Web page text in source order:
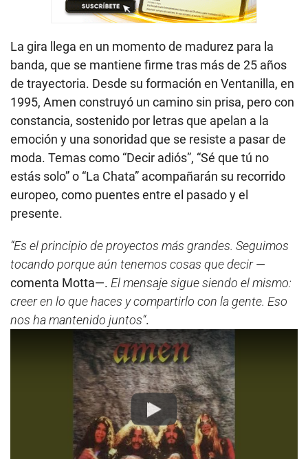
La gira llega en un momento de madurez para la
banda, que se mantiene firme tras más de 25 años
de trayectoria. Desde su formación en Ventanilla, en
1995, Amen construyó un camino sin prisa, pero con
constancia, sostenido por letras que apelan a la
emoción y una sonoridad que se resiste a pasar de
moda. Temas como “Decir adiós”, “Sé que tú no
estás solo” o “La Chata” acompañarán su recorrido
europeo, como puentes entre el pasado y el
presente.
“Es el principio de proyectos más grandes. Seguimos
tocando porque aún tenemos cosas que decir—
comenta Motta—. El mensaje sigue siendo el mismo:
creer en lo que haces y compartirlo con la gente. Eso
nos ha mantenido juntos“.
Play